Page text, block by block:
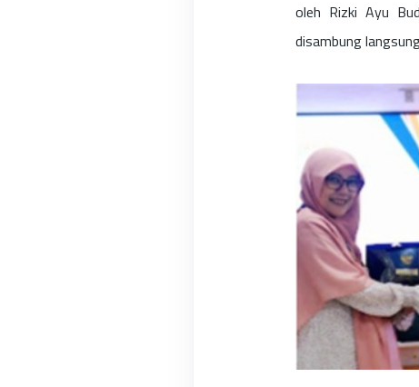
oleh Rizki Ayu
disambung